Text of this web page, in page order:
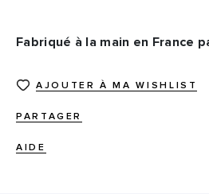
Fabriqué à la main en France
AJOUTER À MA WISHLIST
PARTAGER
AIDE